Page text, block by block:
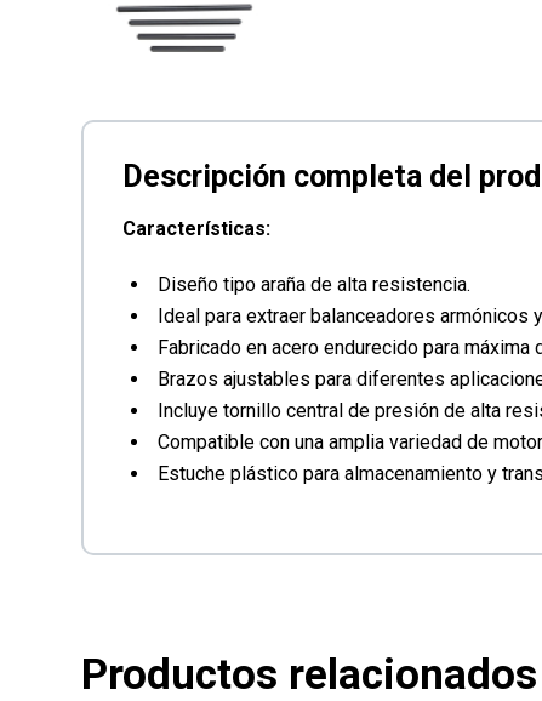
Características:
Diseño tipo araña de alta resistencia.
Ideal para extraer balanceadores armónicos
Fabricado en acero endurecido para máxima
Brazos ajustables para diferentes
Incluye tornillo central de presión de alta
Compatible con una amplia variedad de
Estuche plástico para almacenamiento y
Productos relacionados